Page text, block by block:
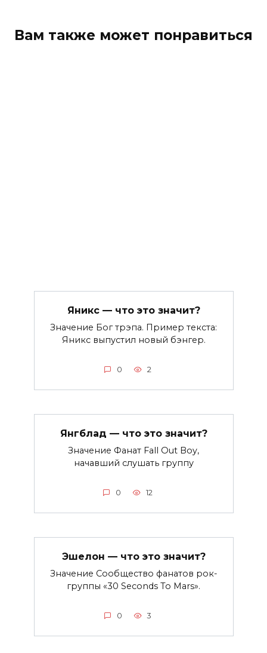
Вам также может понравиться
Яникс — что это значит?
Значение Бог трэпа. Пример текста:
Яникс выпустил новый бэнгер.
0 2
Янгблад — что это значит?
Значение Фанат Fall Out Boy,
начавший слушать группу
0 12
Эшелон — что это значит?
Значение Сообщество фанатов рок-
группы «30 Seconds To Mars».
0 3